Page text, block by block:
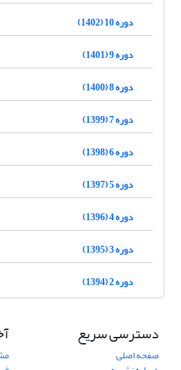
دوره 10 (1402)
دوره 9 (1401)
دوره 8 (1400)
دوره 7 (1399)
دوره 6 (1398)
دوره 5 (1397)
دوره 4 (1396)
دوره 3 (1395)
دوره 2 (1394)
دسترسی سریع
صفحه اصلی